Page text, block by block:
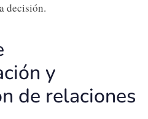
decisión.
y
de relaciones